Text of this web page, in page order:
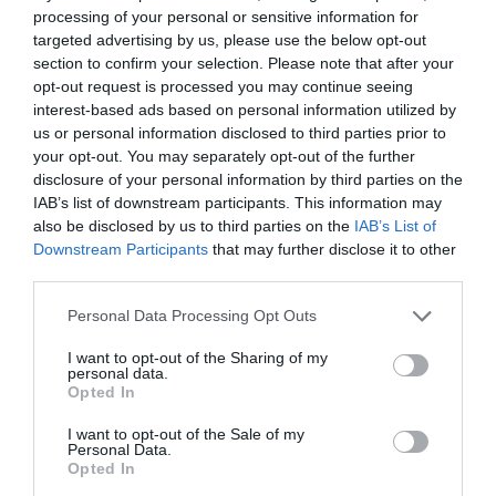
processing of your personal or sensitive information for
targeted advertising by us, please use the below opt-out
section to confirm your selection. Please note that after your
opt-out request is processed you may continue seeing
interest-based ads based on personal information utilized by
us or personal information disclosed to third parties prior to
your opt-out. You may separately opt-out of the further
disclosure of your personal information by third parties on the
IAB’s list of downstream participants. This information may
also be disclosed by us to third parties on the IAB’s List of
Downstream Participants that may further disclose it to other
Personal Data Processing Opt Outs
I want to opt-out of the Sharing of my
personal data.
Opted In
I want to opt-out of the Sale of my
Personal Data.
Opted In
normami:
802.3ab, IEEE 802.1p, IEEE 802.3af, IEEE
802.3x, IEEE 802.3at, IEEE 802.3az
Wskaźniki
statusu:
Zasilanie, PoE, link/activity
Rozszerzenie / połączenie
Interfejsy:
8 x Gigabit LAN RJ-45 PoE+
1 x Gigabit LAN RJ-45/SFP uplink
Zasilacz: Adapter mocy wewnętrznej
Wymagane
AC 120/230 V (50/60 Hz)
zestawie:
Zestaw do
montowania w
MTBF:
Zgodność z